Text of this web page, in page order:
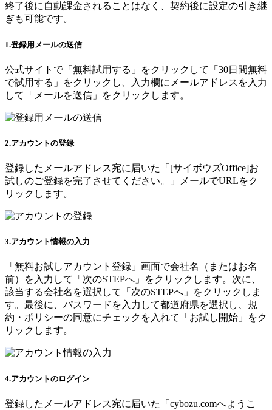
終了後に自動課金されることはなく、契約後に設定の引き継
ぎも可能です。
1.登録用メールの送信
公式サイトで「無料試用する」をクリックして「30日間無料
で試用する」をクリックし、入力欄にメールアドレスを入力
して「メールを送信」をクリックします。
2.アカウントの登録
登録したメールアドレス宛に届いた「[サイボウズOffice]お
試しのご登録を完了させてください。」メールでURLをク
リックします。
3.アカウント情報の入力
「無料お試しアカウント登録」画面で会社名（またはお名
前）を入力して「次のSTEPへ」をクリックします。次に、
該当する会社名を選択して「次のSTEPへ」をクリックしま
す。最後に、パスワードを入力して都道府県を選択し、規
約・ポリシーの同意にチェックを入れて「お試し開始」をク
リックします。
4.アカウントのログイン
登録したメールアドレス宛に届いた「cybozu.comへようこ